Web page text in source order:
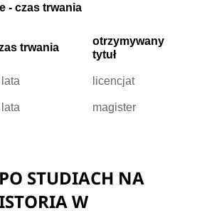
- czas trwania
trwania
otrzymywany
tytuł
licencjat
magister
STUDIACH NA
W